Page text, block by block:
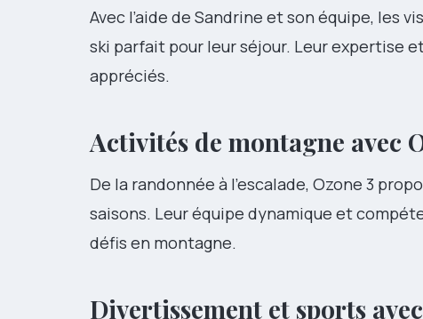
Avec l’aide de Sandrine et son équipe, les
ski parfait pour leur séjour. Leur expertise
appréciés.
Activités de montagne avec
De la randonnée à l’escalade, Ozone 3
saisons. Leur équipe dynamique et
défis en montagne.
Divertissement et sports avec